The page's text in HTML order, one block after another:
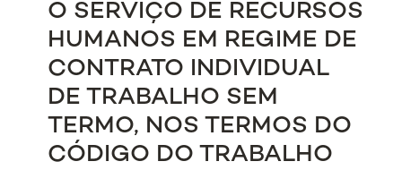
O SERVIÇO DE RECURSOS
HUMANOS EM REGIME DE
CONTRATO INDIVIDUAL
DE TRABALHO SEM
TERMO, NOS TERMOS DO
CÓDIGO DO TRABALHO